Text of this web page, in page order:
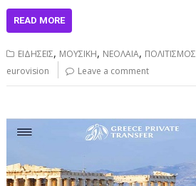
READ MORE
ΕΙΔΗΣΕΙΣ, ΜΟΥΣΙΚΗ, ΝΕΟΛΑΙΑ, ΠΟΛΙΤΙΣΜΟΣ
eurovision Leave a comment